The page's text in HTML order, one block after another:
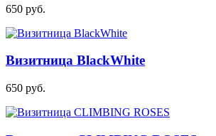
650 руб.
Визитница BlackWhite
650 руб.